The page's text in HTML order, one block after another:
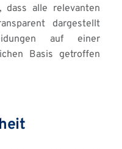
dass alle relevanten
dargestellt
auf einer
Basis getroffen